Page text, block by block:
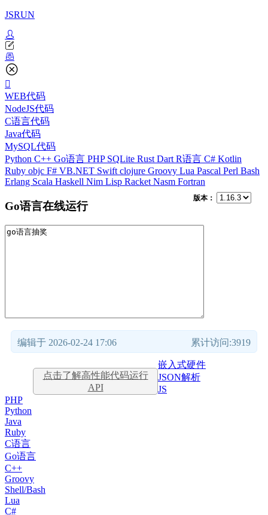
JSRUN
WEB代码
NodeJS代码
C语言代码
Java代码
MySQL代码
Python C++ Go语言 PHP SQLite Rust Dart R语言 C# Kotlin
Ruby objc F# VB.NET Swift clojure Groovy Lua Pascal Perl Bash
Erlang Scala Haskell Nim Lisp Racket Nasm Fortran
Go语言在线运行
版本：
编辑于 2026-02-24 17:06 累计访问:3919
点击了解高性能代码运行
API
嵌入式硬件
JSON解析
JS
PHP
Python
Java
Ruby
C语言
Go语言
C++
Groovy
Shell/Bash
Lua
C#